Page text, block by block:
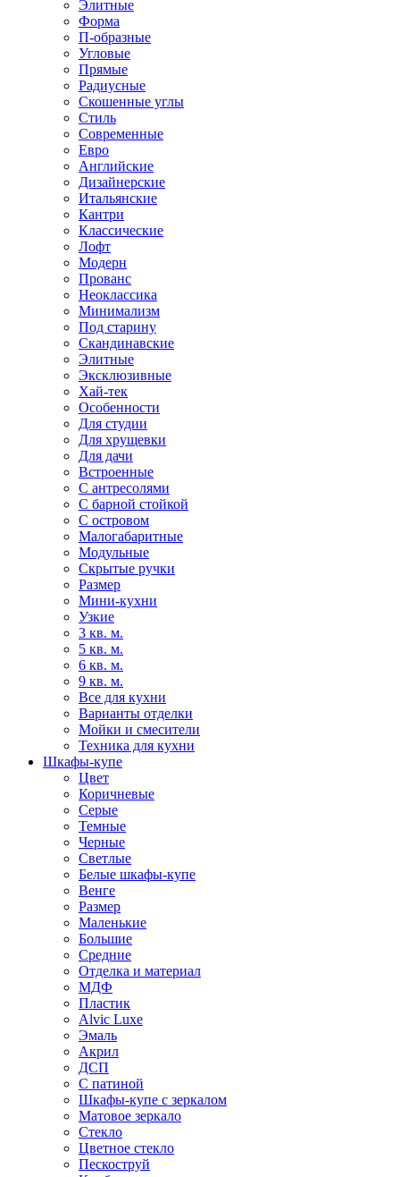
Элитные
Форма
П-образные
Угловые
Прямые
Радиусные
Скошенные углы
Стиль
Современные
Евро
Английские
Дизайнерские
Итальянские
Кантри
Классические
Лофт
Модерн
Прованс
Неоклассика
Минимализм
Под старину
Скандинавские
Элитные
Эксклюзивные
Хай-тек
Особенности
Для студии
Для хрущевки
Для дачи
Встроенные
С антресолями
С барной стойкой
С островом
Малогабаритные
Модульные
Скрытые ручки
Размер
Мини-кухни
Узкие
3 кв. м.
5 кв. м.
6 кв. м.
9 кв. м.
Все для кухни
Варианты отделки
Мойки и смесители
Техника для кухни
Шкафы-купе
Цвет
Коричневые
Серые
Темные
Черные
Светлые
Белые шкафы-купе
Венге
Размер
Маленькие
Большие
Средние
Отделка и материал
МДФ
Пластик
Alvic Luxe
Эмаль
Акрил
ДСП
С патиной
Шкафы-купе с зеркалом
Матовое зеркало
Стекло
Цветное стекло
Пескоструй